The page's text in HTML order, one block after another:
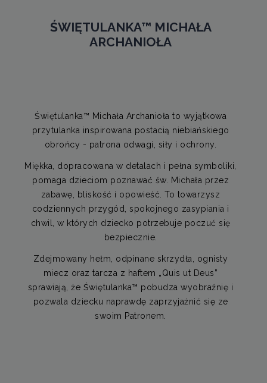
ŚWIĘTULANKA™ MICHAŁA
ARCHANIOŁA
Świętulanka™ Michała Archanioła to wyjątkowa
przytulanka inspirowana postacią niebiańskiego
obrońcy - patrona odwagi, siły i ochrony.
Miękka, dopracowana w detalach i pełna symboliki,
pomaga dzieciom poznawać św. Michała przez
zabawę, bliskość i opowieść. To towarzysz
codziennych przygód, spokojnego zasypiania i
chwil, w których dziecko potrzebuje poczuć się
bezpiecznie.
Zdejmowany hełm, odpinane skrzydła, ognisty
miecz oraz tarcza z haftem „Quis ut Deus”
sprawiają, że Świętulanka™ pobudza wyobraźnię i
pozwala dziecku naprawdę zaprzyjaźnić się ze
swoim Patronem.